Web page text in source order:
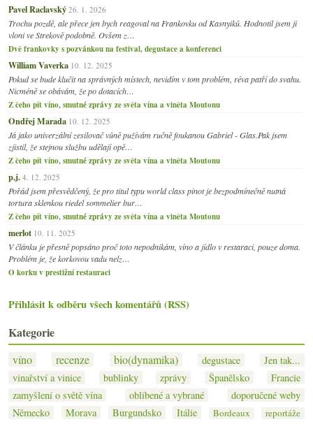
Pavel Raclavský 26. 1. 2026
Trochu pozdě, ale přece jen bych reagoval na Frankovku od Kasnyiků. Hodnotil jsem ji
vloni ve Strekově podobně. Ovšem z…
Dvě frankovky s pozvánkou na festival, degustace a konferenci
William Vaverka 10. 12. 2025
Pokud se bude klučit na správných místech, nevidím v tom problém, réva patří do svahu.
Nicméně se obávám, že po dotacích…
Z čeho pít víno, smutné zprávy ze světa vína a viněta Moutonu
Ondřej Marada 10. 12. 2025
Já jako univerzální zesilovač vůně pužívám ručně foukanou Gabriel - Glas.Pak jsem
zjistil, že stejnou službu udělají opě…
Z čeho pít víno, smutné zprávy ze světa vína a viněta Moutonu
p.j. 4. 12. 2025
Pořád jsem přesvědčený, že pro titul typu world class pinot je bezpodmínečně nutná
tortura sklenkou riedel sommelier bur…
Z čeho pít víno, smutné zprávy ze světa vína a viněta Moutonu
merlot 10. 11. 2025
V článku je přesně popsáno proč toto nepodnikám, víno a jídlo v restaraci, pouze doma.
Problém je, že korkovou vadu nelz…
O korku v prestižní restauraci
Přihlásit k odběru všech komentářů (RSS)
Kategorie
víno recenze bio(dynamika) degustace
Jen tak...
vinařství a vinice
bublinky zprávy Španělsko
Francie
zamyšlení o světě vína
oblíbené a vybrané
doporučené weby
Německo
Morava Burgundsko Itálie Bordeaux
reportáže